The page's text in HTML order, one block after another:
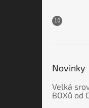
Novinky
Velká
BOXů od